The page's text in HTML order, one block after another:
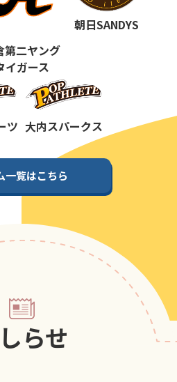
アスリートカップ
アスリートカップ
アスリートカップ
アスリートカップ
アスリートカップ
アスリートカップ
アスリートカップ
第二ヤング
イガース
朝日SANDYS
ツ 大内スパークス
一覧はこちら
らせ